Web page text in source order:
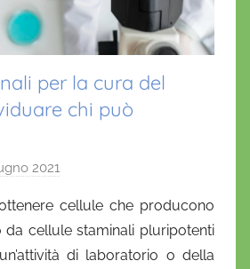
per la cura del
chi può
2021
D
a
n
cellule che producono
da cellule staminali pluripotenti
di laboratorio o della